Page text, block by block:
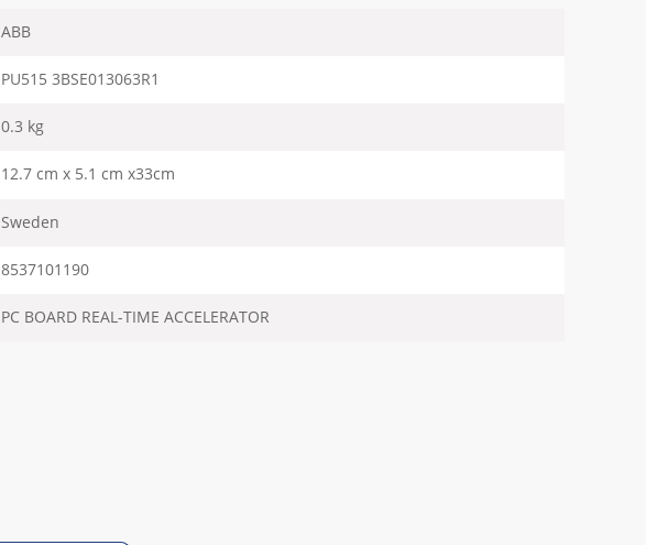
ABB
PU515 3BSE013063R1
0.3 kg
12.7 cm x 5.1 cm x33cm
Sweden
8537101190
PC BOARD REAL-TIME ACCELERATOR